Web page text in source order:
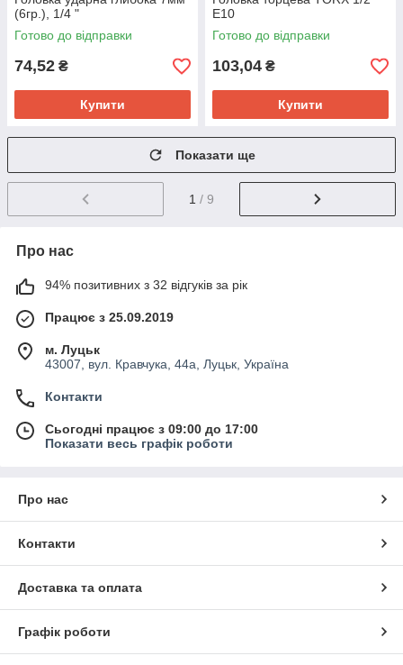
(6гр.), 1/4 "
Готово до відправки
74,52 ₴
Купити
E10
Готово до відправки
103,04 ₴
Купити
Показати ще
1 / 9
Про нас
94% позитивних з 32 відгуків за рік
Працює з 25.09.2019
м. Луцьк
43007, вул. Кравчука, 44а, Луцьк, Україна
Контакти
Сьогодні працює з 09:00 до 17:00
Показати весь графік роботи
Про нас
Контакти
Доставка та оплата
Графік роботи